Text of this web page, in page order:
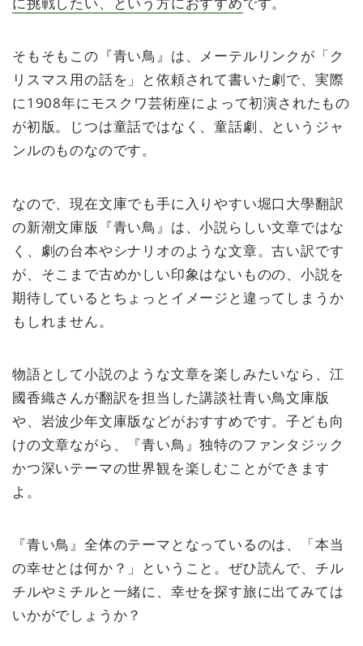
そもそもこの『青い鳥』は、メーテルリンクが「ク
リスマス用の話を」と依頼されて書いた劇で、実際
に1908年にモスクワ芸術座によって初演されたもの
が初版。じつは童話ではなく、童話劇、というジャ
ンルのものなのです。
なので、現在文庫でも手に入りやすい堀口大學翻訳
の新潮文庫版『青い鳥』は、小説らしい文章ではな
く、劇の台本やシナリオのような文章。古い訳です
が、そこまで古めかしい印象はないものの、小説を
期待しているとちょっとイメージと違ってしまうか
もしれません。
物語として小説のような文章を楽しみたいなら、江
國香織さんが翻訳を担当した講談社青い鳥文庫版
や、岩波少年文庫版などがおすすめです。子ども向
けの文章ながら、『青い鳥』独特のファンタジック
かつ深いテーマの世界観を楽しむことができます
よ。
『青い鳥』全体のテーマとなっているのは、「本当
の幸せとは何か？」ということ。ぜひ読んで、チル
チルやミチルと一緒に、幸せを探す旅に出てみては
いかがでしょうか？